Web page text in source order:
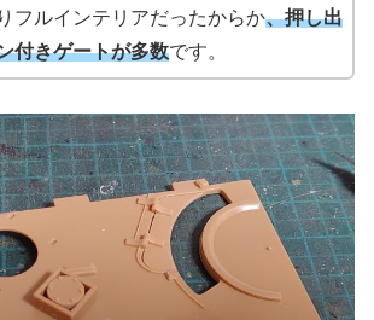
フルインテリアだったからか、押し出
付きゲートが多数です。